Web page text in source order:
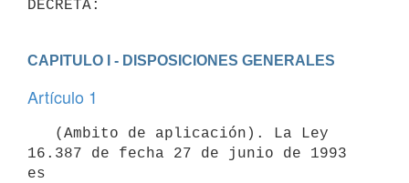
CAPITULO I - DISPOSICIONES GENERALES
Artículo 1
16.387 de fecha 27 de junio de 1993
es